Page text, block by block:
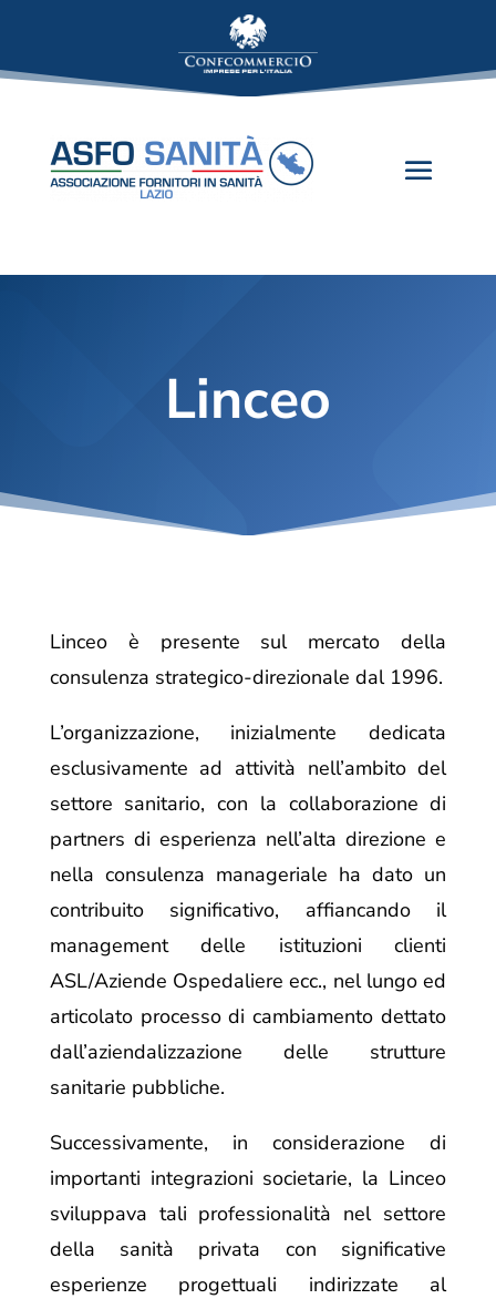
Linceo
Linceo è presente sul mercato della
consulenza strategico-direzionale dal 1996.
L’organizzazione, inizialmente dedicata
esclusivamente ad attività nell’ambito del
settore sanitario, con la collaborazione di
partners di esperienza nell’alta direzione e
nella consulenza manageriale ha dato un
contribuito significativo, affiancando il
management delle istituzioni clienti
ASL/Aziende Ospedaliere ecc., nel lungo ed
articolato processo di cambiamento dettato
dall’aziendalizzazione delle strutture
sanitarie pubbliche.
Successivamente, in considerazione di
importanti integrazioni societarie, la Linceo
sviluppava tali professionalità nel settore
della sanità privata con significative
esperienze progettuali indirizzate al